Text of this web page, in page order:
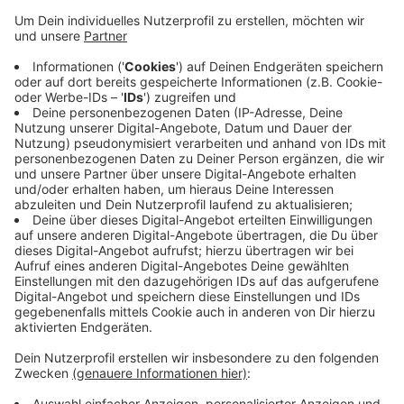
Anzeige
Damit wird der KFC voraussichtlich Ende Januar das
Insolvenzverfahren verlassen können. Dank eines
Schuldenschnitts wäre der Club dann seine finanziellen
Altlasten los. Der Regionalligist kann dadurch seinen
Spielbetrieb uneingeschränkt fortsetzen. Man sei auf
dem richtigen Weg - und möchte jetzt die Chance
nutzen, schuldenfrei den KFC nachhaltig aufzubauen,
heißt es von den Uerdingern.
Anzeige